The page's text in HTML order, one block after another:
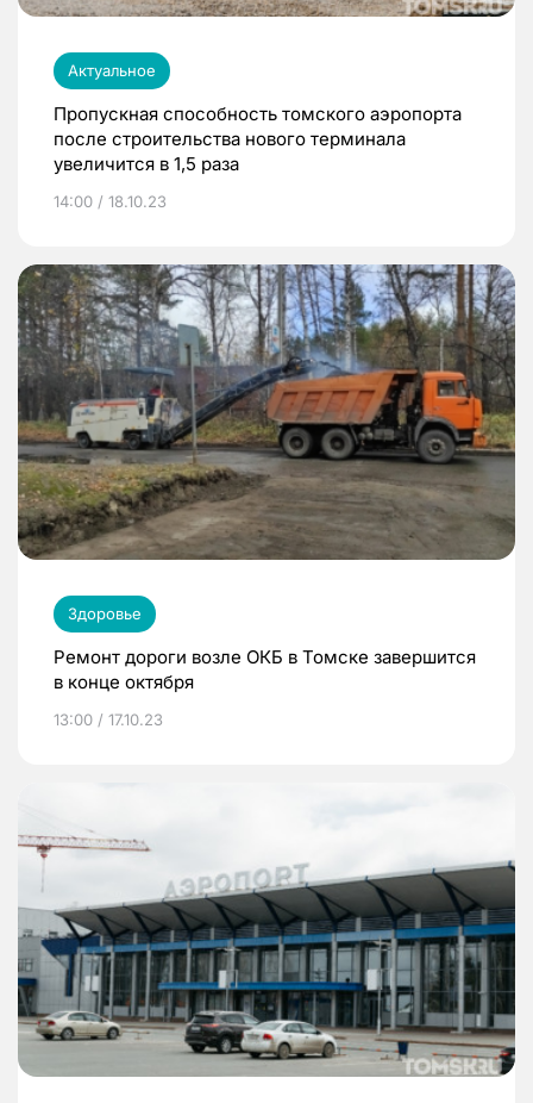
Актуальное
Пропускная способность томского аэропорта
после строительства нового терминала
увеличится в 1,5 раза
14:00 / 18.10.23
Здоровье
Ремонт дороги возле ОКБ в Томске завершится
в конце октября
13:00 / 17.10.23